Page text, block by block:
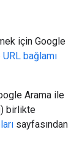
için Google
URL bağlamı
Arama ile
birlikte
sayfasından